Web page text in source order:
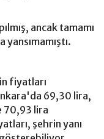
ancak tamamı
yansımamıştı.
fiyatları
69,30 lira,
70,93 lira
şehrin yanı